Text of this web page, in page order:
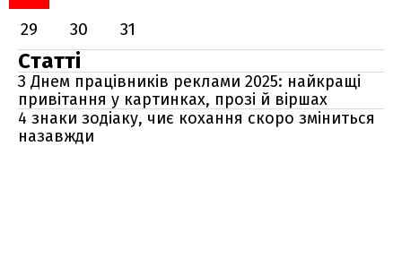
29
30 31
Статті
З Днем працівників реклами 2025: найкращі
привітання у картинках, прозі й віршах
4 знаки зодіаку, чиє кохання скоро зміниться
назавжди